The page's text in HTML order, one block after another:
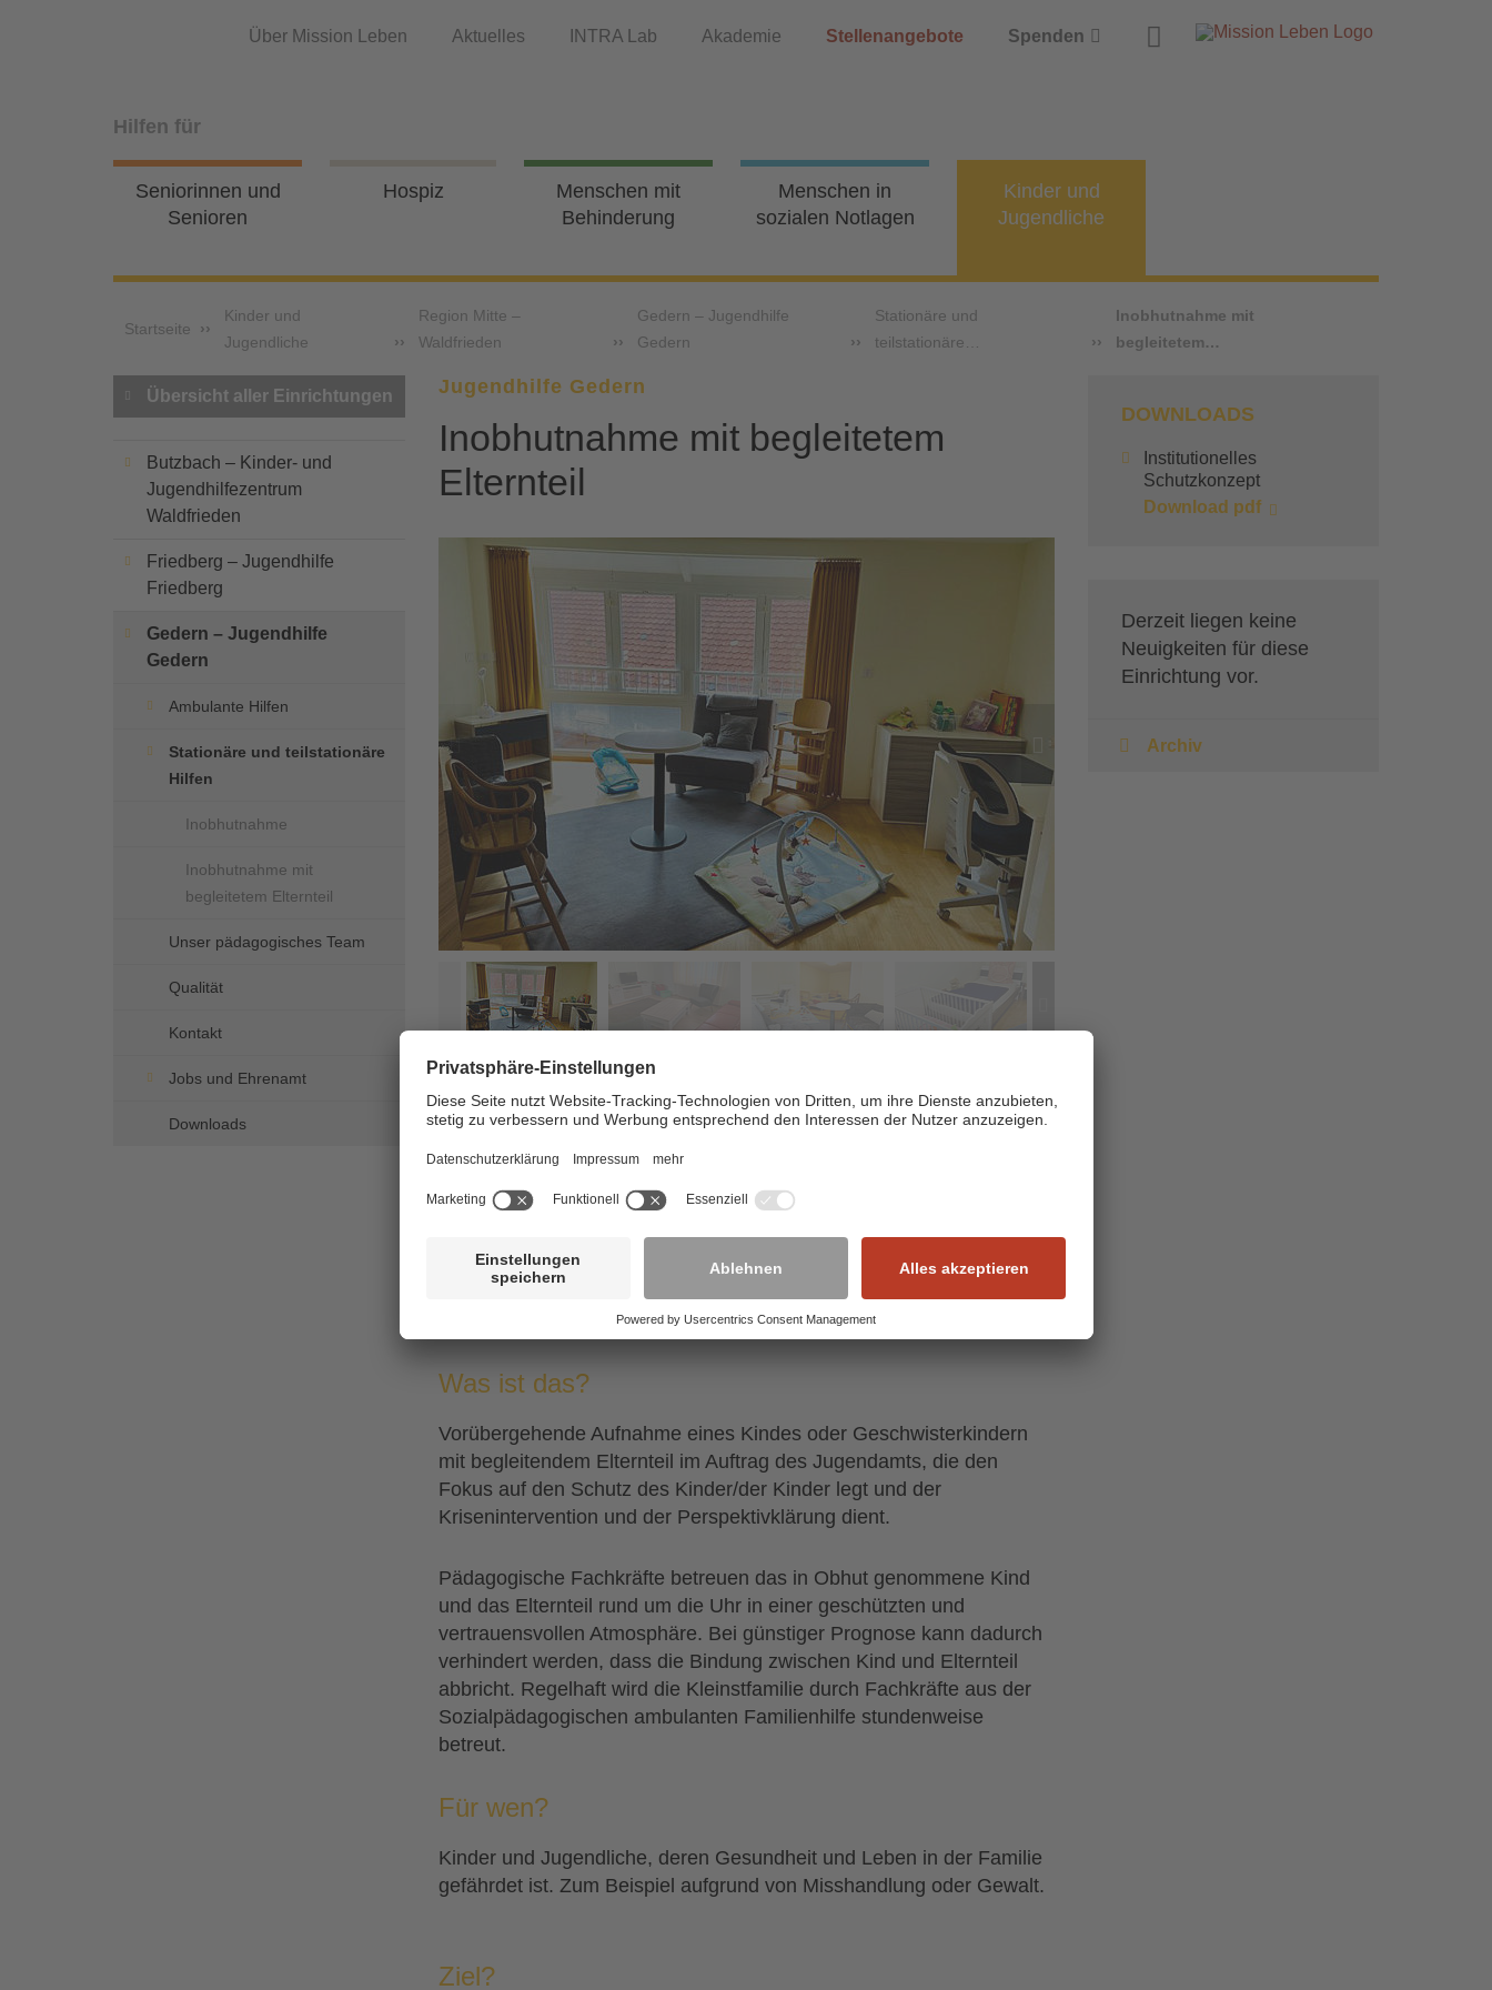
Über Mission Leben Aktuelles INTRA Lab Akademie Stellenangebote Spenden Suche
Hilfen für
Seniorinnen und
Senioren
Hospiz
Menschen mit
Behinderung
Menschen in
sozialen Notlagen
Kinder und
Jugendliche
Startseite
Kinder und
Jugendliche
Region Mitte –
Waldfrieden
Gedern – Jugendhilfe
Gedern
Stationäre und
teilstationäre…
Inobhutnahme mit
begleitetem…
Übersicht aller Einrichtungen
Butzbach – Kinder- und
Jugendhilfezentrum
Waldfrieden
Friedberg – Jugendhilfe
Friedberg
Gedern – Jugendhilfe
Gedern
Ambulante Hilfen
Stationäre und teilstationäre
Hilfen
Inobhutnahme
Inobhutnahme mit
begleitetem Elternteil
Unser pädagogisches Team
Qualität
Kontakt
Jobs und Ehrenamt
Downloads
Jugendhilfe Gedern
Inobhutnahme mit begleitetem
Elternteil

Kurz + knapp
wo: Gedern
2 Appartments
Betreuungschlüssel: 1:1
24-Stunden-Betreuung durch pädagogische Fachkraft mit
spezifischer Expertise
Was ist das?
Vorübergehende Aufnahme eines Kindes oder Geschwisterkindern
mit begleitendem Elternteil im Auftrag des Jugendamts, die den
Fokus auf den Schutz des Kinder/der Kinder legt und der
Krisenintervention und der Perspektivklärung dient.
Pädagogische Fachkräfte betreuen das in Obhut genommene Kind
und das Elternteil rund um die Uhr in einer geschützten und
vertrauensvollen Atmosphäre. Bei günstiger Prognose kann dadurch
verhindert werden, dass die Bindung zwischen Kind und Elternteil
abbricht. Regelhaft wird die Kleinstfamilie durch Fachkräfte aus der
Sozialpädagogischen ambulanten Familienhilfe stundenweise
betreut.
Für wen?
Kinder und Jugendliche, deren Gesundheit und Leben in der Familie
gefährdet ist. Zum Beispiel aufgrund von Misshandlung oder Gewalt.
Ziel?
DOWNLOADS
Institutionelles
Schutzkonzept
Download pdf
Derzeit liegen keine
Neuigkeiten für diese
Einrichtung vor.
Archiv